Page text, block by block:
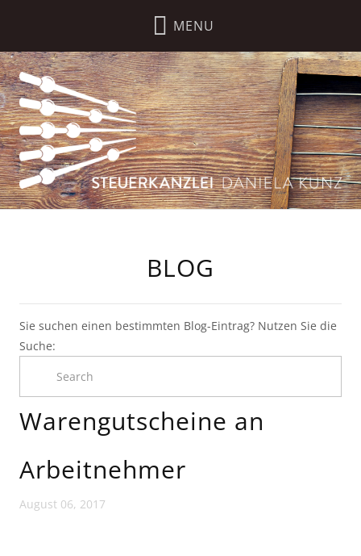
BLOG
Sie suchen einen bestimmten Blog-Eintrag? Nutzen Sie die
Suche:
Warengutscheine an
Arbeitnehmer
August 06, 2017